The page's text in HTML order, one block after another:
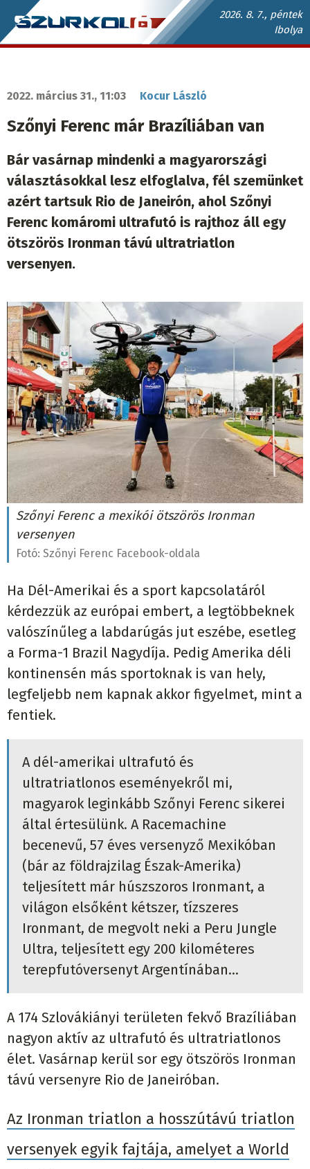
Ugrás
a
2026. 8. 7., péntek
Ibolya
Szurkoló.sk
navigáció
2022. március 31., 11:03 Kocur László
Szőnyi Ferenc már Brazíliában van
Bár vasárnap mindenki a magyarországi
választásokkal lesz elfoglalva, fél szemünket
azért tartsuk Rio de Janeirón, ahol Szőnyi
Ferenc komáromi ultrafutó is rajthoz áll egy
ötszörös Ironman távú ultratriatlon
versenyen.
Szőnyi Ferenc a mexikói ötszörös Ironman
versenyen
Fotó: Szőnyi Ferenc Facebook-oldala
Ha Dél-Amerikai és a sport kapcsolatáról
kérdezzük az európai embert, a legtöbbeknek
valószínűleg a labdarúgás jut eszébe, esetleg
a Forma-1 Brazil Nagydíja. Pedig Amerika déli
kontinensén más sportoknak is van hely,
legfeljebb nem kapnak akkor figyelmet, mint a
fentiek.
A dél-amerikai ultrafutó és
ultratriatlonos eseményekről mi,
magyarok leginkább Szőnyi Ferenc sikerei
által értesülünk. A Racemachine
becenevű, 57 éves versenyző Mexikóban
(bár az földrajzilag Észak-Amerika)
teljesített már húszszoros Ironmant, a
világon elsőként kétszer, tízszeres
Ironmant, de megvolt neki a Peru Jungle
Ultra, teljesített egy 200 kilométeres
terepfutóversenyt Argentínában...
A 174 Szlovákiányi területen fekvő Brazíliában
nagyon aktív az ultrafutó és ultratriatlonos
élet. Vasárnap kerül sor egy ötszörös Ironman
távú versenyre Rio de Janeiróban.
Az Ironman triatlon a hosszútávú triatlon
versenyek egyik fajtája, amelyet a World